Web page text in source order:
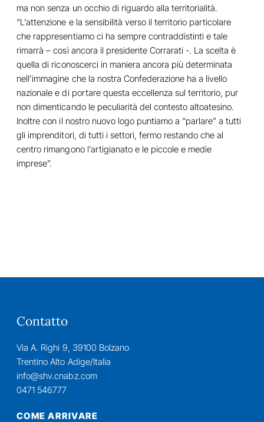
ma non senza un occhio di riguardo alla territorialità.
“L’attenzione e la sensibilità verso il territorio particolare
che rappresentiamo ci ha sempre contraddistinti e tale
rimarrà – così ancora il presidente Corrarati -. La scelta è
quella di riconoscerci in maniera ancora più determinata
nell’immagine che la nostra Confederazione ha a livello
nazionale e di portare questa eccellenza sul territorio, pur
non dimenticando le peculiarità del contesto altoatesino.
Inoltre con il nostro nuovo logo puntiamo a “parlare” a tutti
gli imprenditori, di tutti i settori, fermo restando che al
centro rimangono l’artigianato e le piccole e medie
imprese”.
Contatto
Via A. Righi 9, 39100 Bolzano
Trentino Alto Adige/Italia
info@shv.cnabz.com
0471 546777
COME ARRIVARE